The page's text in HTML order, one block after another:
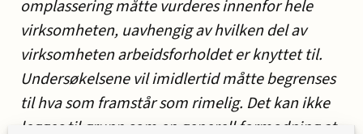
omplassering måtte vurderes innenfor hele
virksomheten, uavhengig av hvilken del av
virksomheten arbeidsforholdet er knyttet til.
Undersøkelsene vil imidlertid måtte begrenses
til hva som framstår som rimelig. Det kan ikke
legges til grunn som en generell formodning at